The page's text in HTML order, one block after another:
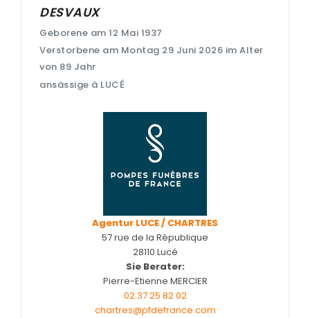
Entretien de sépulture
Foire aux questions – Obsèques a Le Coudray et en
Guide : Décès d'un enfant ou adolescent
Livraison de Fleurs Naturelles
Nos capitons funéraires
Nos monuments
Nos urnes funéraires
DESVAUX
Geborene am 12 Mai 1937
Verstorbene am Montag 29 Juni 2026 im Alter
von 89 Jahr
ansässige à LUCÉ
Agentur LUCE / CHARTRES
57 rue de la République
28110 Lucé
Sie Berater:
Pierre-Etienne MERCIER
02 37 25 82 02
chartres@pfdefrance.com